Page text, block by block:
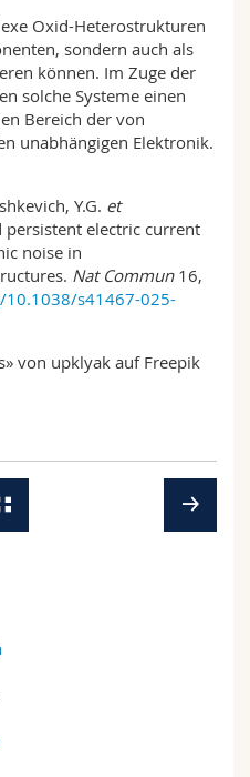
Oxid-Heterostrukturen
sondern auch als
können. Im Zuge der
solche Systeme einen
Bereich der von
unabhängigen Elektronik.
Y.G. et
persistent electric current
noise in
Nat Commun16,
s41467-025-
von upklyak auf Freepik